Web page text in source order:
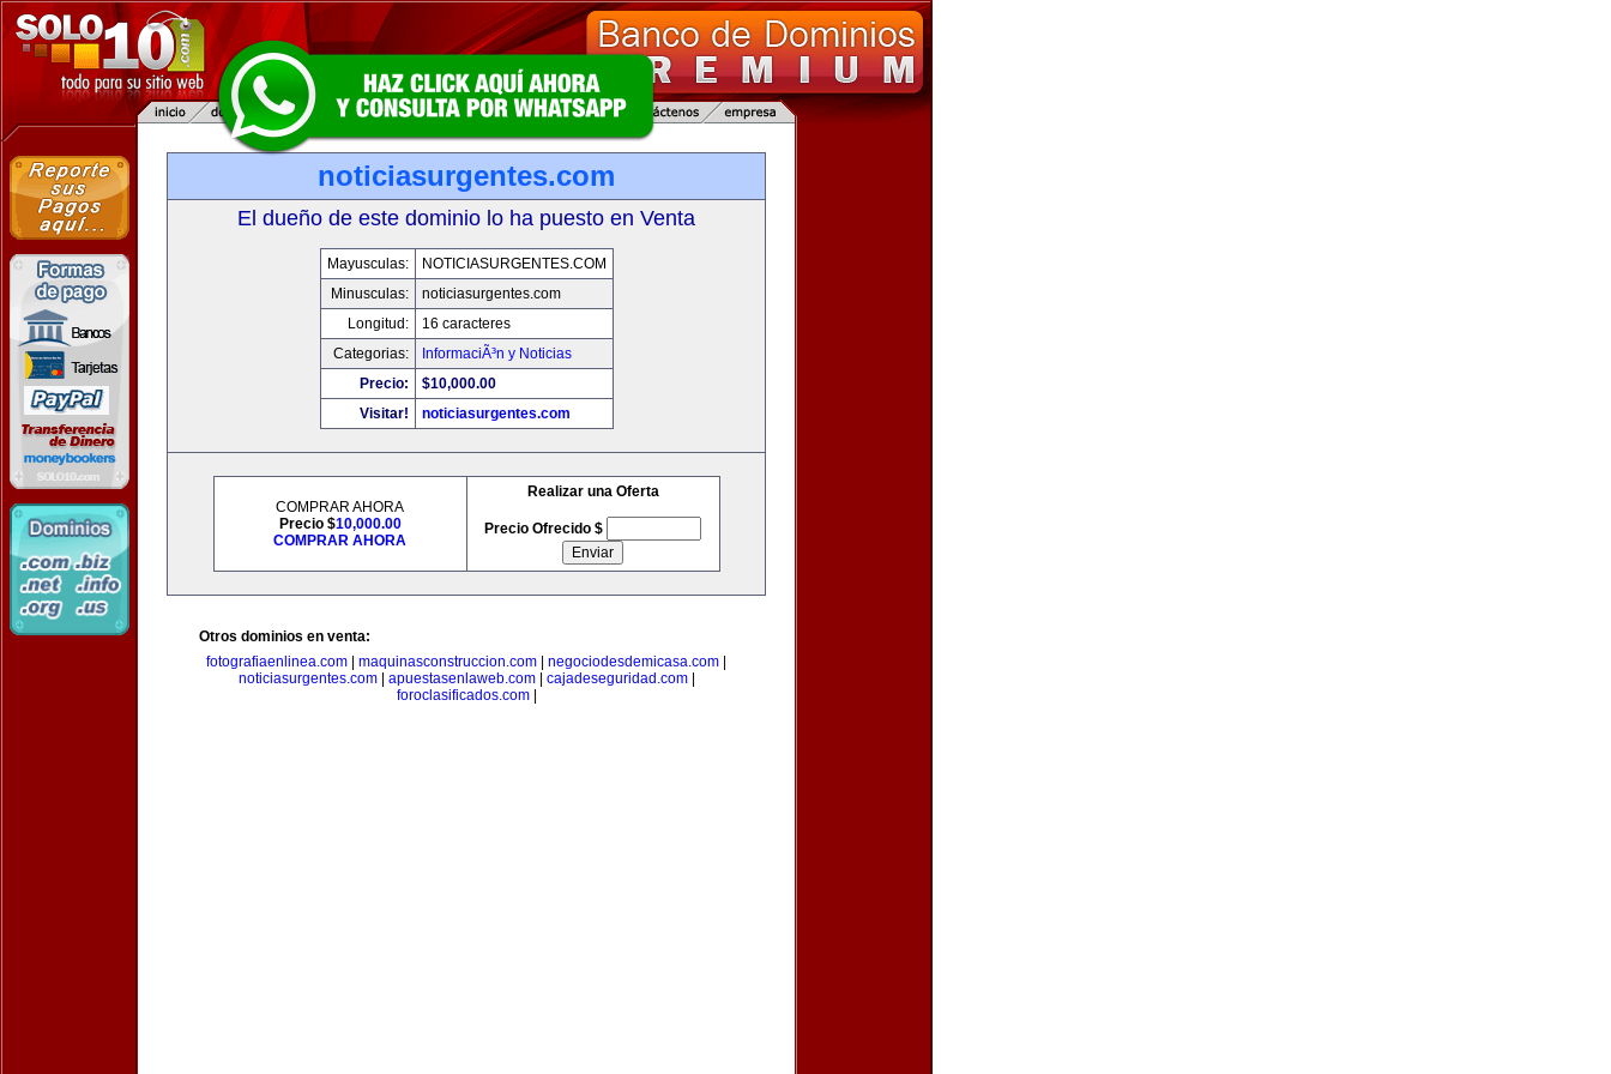
noticiasurgentes.com
El dueño de este dominio lo ha puesto en Venta
Mayusculas:
NOTICIASURGENTES.COM
Minusculas:
noticiasurgentes.com
Longitud:
16 caracteres
Categorias:
InformaciÃ³n y Noticias
Precio:
$10,000.00
Visitar!
noticiasurgentes.com
COMPRAR AHORA
Precio $10,000.00
COMPRAR AHORA
Realizar una Oferta
Precio Ofrecido $
Otros dominios en venta:
fotografiaenlinea.com
maquinasconstruccion.com negociodesdemicasa.com
noticiasurgentes.com| apuestasenlaweb.com| cajadeseguridad.com|
foroclasificados.com|